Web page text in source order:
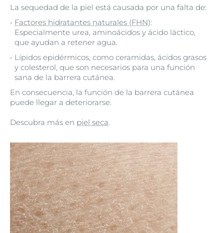
La sequedad de la piel está causada por una falta de:
Factores hidratantes naturales (FHN):
Especialmente urea, aminoácidos y ácido láctico,
que ayudan a retener agua.
Lípidos epidérmicos, como ceramidas, ácidos grasos
y colesterol, que son necesarios para una función
sana de la barrera cutánea.
En consecuencia, la función de la barrera cutánea
puede llegar a deteriorarse.
Descubra más en piel seca.